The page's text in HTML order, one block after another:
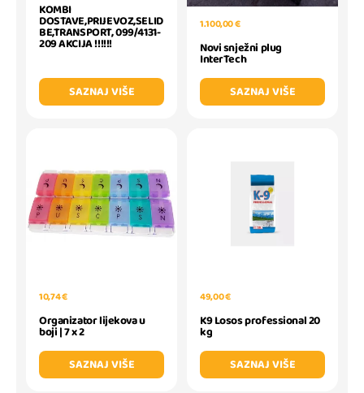
KOMBI
DOSTAVE,PRIJEVOZ,SELID
BE,TRANSPORT, 099/4131-
209 AKCIJA !!!!!!
SAZNAJ VIŠE
1.100,00 €
Novi snježni plug
InterTech
SAZNAJ VIŠE
10,74 €
Organizator lijekova u
boji | 7 x 2
SAZNAJ VIŠE
49,00 €
K9 Losos professional 20
kg
SAZNAJ VIŠE